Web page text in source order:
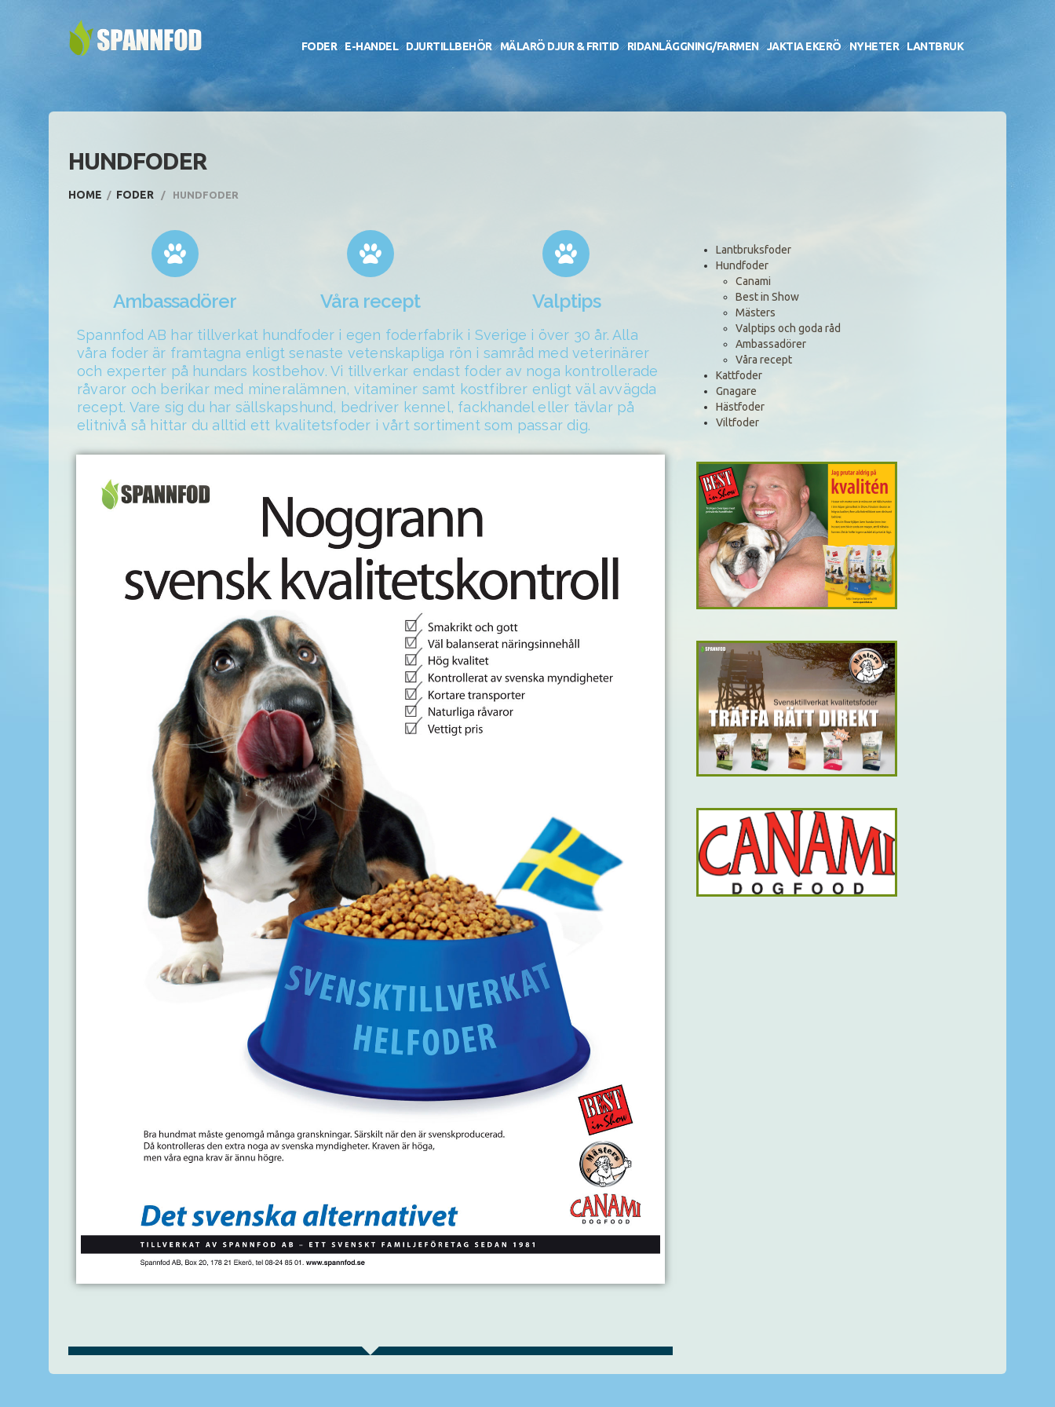
FODER E-HANDEL DJURTILLBEHÖR MÄLARÖ DJUR & FRITID RIDANLÄGGNING/FARMEN JAKTIA EKERÖ NYHETER LANTBRUK
HUNDFODER
HOME FODER HUNDFODER
Ambassadörer Våra recept Valptips
Spannfod AB har tillverkat hundfoder i egen foderfabrik i Sverige i över 30 år. Alla
våra foder är framtagna enligt senaste vetenskapliga rön i samråd med veterinärer
och experter på hundars kostbehov. Vi tillverkar endast foder av noga kontrollerade
råvaror och berikar med mineralämnen, vitaminer samt kostfibrer enligt väl avvägda
recept. Vare sig du har sällskapshund, bedriver kennel, fackhandel eller tävlar på
elitnivå så hittar du alltid ett kvalitetsfoder i vårt sortiment som passar dig.
Lantbruksfoder
Hundfoder
Canami
Best in Show
Mästers
Valptips och goda råd
Ambassadörer
Våra recept
Kattfoder
Gnagare
Hästfoder
Viltfoder